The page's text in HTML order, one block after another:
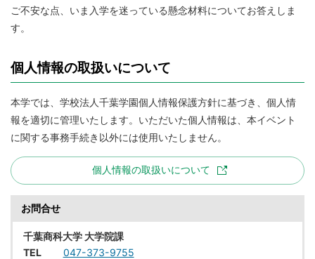
ご不安な点、いま入学を迷っている懸念材料についてお答えしま
す。
個人情報の取扱いについて
本学では、学校法人千葉学園個人情報保護方針に基づき、個人情
報を適切に管理いたします。いただいた個人情報は、本イベント
に関する事務手続き以外には使用いたしません。
個人情報の取扱いについて
お問合せ
千葉商科大学 大学院課
TEL
047-373-9755